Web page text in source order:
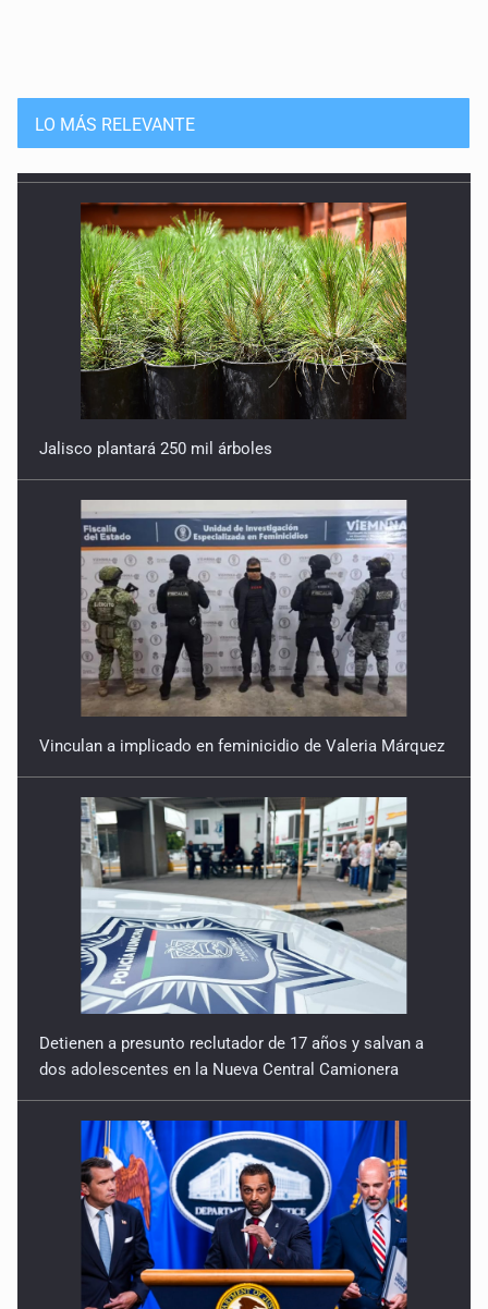
LO MÁS RELEVANTE
Jalisco plantará 250 mil árboles
Vinculan a implicado en feminicidio de Valeria Márquez
Detienen a presunto reclutador de 17 años y salvan a
dos adolescentes en la Nueva Central Camionera